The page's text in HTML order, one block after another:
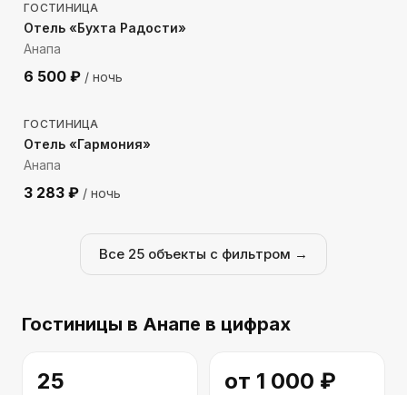
ГОСТИНИЦА
Отель «Бухта Радости»
Анапа
6 500 ₽ / ночь
722м до моря
ГОСТИНИЦА
Отель «Гармония»
Анапа
3 283 ₽ / ночь
Все 25 объекты с фильтром →
Гостиницы в Анапе в цифрах
25 от 1 000 ₽